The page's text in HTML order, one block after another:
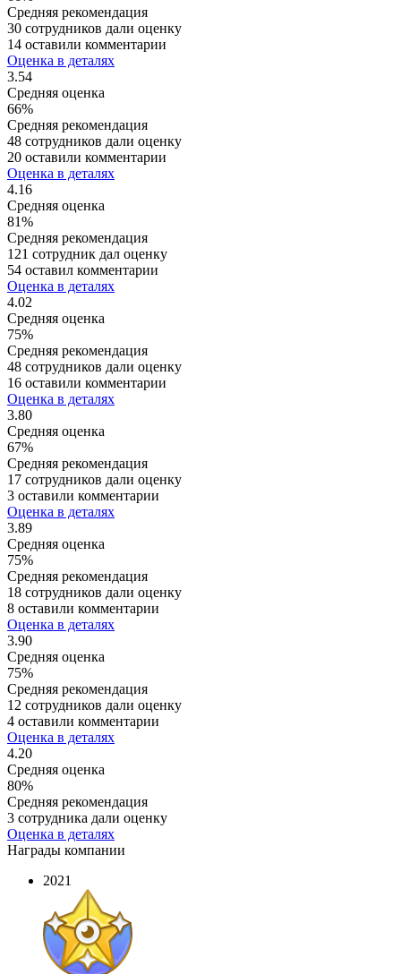
Средняя рекомендация
30 сотрудников дали оценку
14 оставили комментарии
Оценка в деталях
3.54
Средняя оценка
66%
Средняя рекомендация
48 сотрудников дали оценку
20 оставили комментарии
Оценка в деталях
4.16
Средняя оценка
81%
Средняя рекомендация
121 сотрудник дал оценку
54 оставил комментарии
Оценка в деталях
4.02
Средняя оценка
75%
Средняя рекомендация
48 сотрудников дали оценку
16 оставили комментарии
Оценка в деталях
3.80
Средняя оценка
67%
Средняя рекомендация
17 сотрудников дали оценку
3 оставили комментарии
Оценка в деталях
3.89
Средняя оценка
75%
Средняя рекомендация
18 сотрудников дали оценку
8 оставили комментарии
Оценка в деталях
3.90
Средняя оценка
75%
Средняя рекомендация
12 сотрудников дали оценку
4 оставили комментарии
Оценка в деталях
4.20
Средняя оценка
80%
Средняя рекомендация
3 сотрудника дали оценку
Оценка в деталях
Награды компании
2021